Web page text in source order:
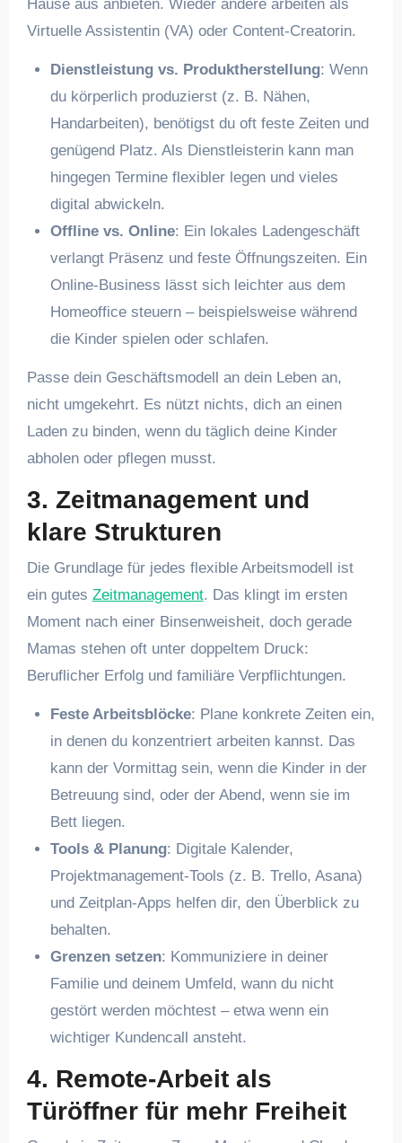
Hause aus anbieten. Wieder andere arbeiten als
Virtuelle Assistentin (VA) oder Content-Creatorin.
Dienstleistung vs. Produktherstellung: Wenn
du körperlich produzierst (z. B. Nähen,
Handarbeiten), benötigst du oft feste Zeiten und
genügend Platz. Als Dienstleisterin kann man
hingegen Termine flexibler legen und vieles
digital abwickeln.
Offline vs. Online: Ein lokales Ladengeschäft
verlangt Präsenz und feste Öffnungszeiten. Ein
Online-Business lässt sich leichter aus dem
Homeoffice steuern – beispielsweise während
die Kinder spielen oder schlafen.
Passe dein Geschäftsmodell an dein Leben an,
nicht umgekehrt. Es nützt nichts, dich an einen
Laden zu binden, wenn du täglich deine Kinder
abholen oder pflegen musst.
3. Zeitmanagement und
klare Strukturen
Die Grundlage für jedes flexible Arbeitsmodell ist
ein gutes Zeitmanagement. Das klingt im ersten
Moment nach einer Binsenweisheit, doch gerade
Mamas stehen oft unter doppeltem Druck:
Beruflicher Erfolg und familiäre Verpflichtungen.
Feste Arbeitsblöcke: Plane konkrete Zeiten ein,
in denen du konzentriert arbeiten kannst. Das
kann der Vormittag sein, wenn die Kinder in der
Betreuung sind, oder der Abend, wenn sie im
Bett liegen.
Tools & Planung: Digitale Kalender,
Projektmanagement-Tools (z. B. Trello, Asana)
und Zeitplan-Apps helfen dir, den Überblick zu
behalten.
Grenzen setzen: Kommuniziere in deiner
Familie und deinem Umfeld, wann du nicht
gestört werden möchtest – etwa wenn ein
wichtiger Kundencall ansteht.
4. Remote-Arbeit als
Türöffner für mehr Freiheit